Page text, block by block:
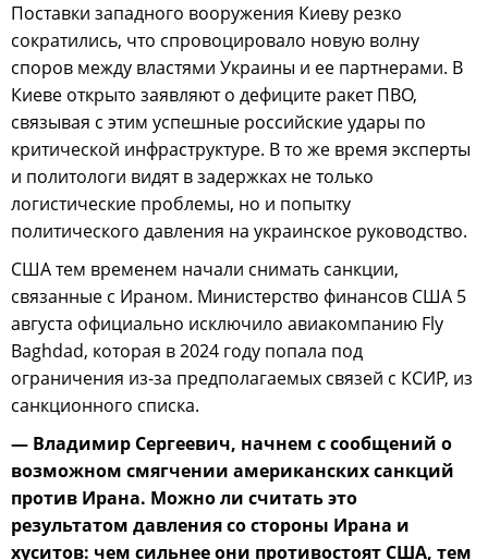
Поставки западного вооружения Киеву резко
сократились, что спровоцировало новую волну
споров между властями Украины и ее партнерами. В
Киеве открыто заявляют о дефиците ракет ПВО,
связывая с этим успешные российские удары по
критической инфраструктуре. В то же время эксперты
и политологи видят в задержках не только
логистические проблемы, но и попытку
политического давления на украинское руководство.
США тем временем начали снимать санкции,
связанные с Ираном. Министерство финансов США 5
августа официально исключило авиакомпанию Fly
Baghdad, которая в 2024 году попала под
ограничения из-за предполагаемых связей с КСИР, из
санкционного списка.
— Владимир Сергеевич, начнем с сообщений о
возможном смягчении американских санкций
против Ирана. Можно ли считать это
результатом давления со стороны Ирана и
хуситов: чем сильнее они противостоят США, тем